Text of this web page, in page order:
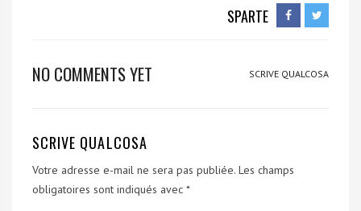
SPARTE
NO COMMENTS YET SCRIVE QUALCOSA
SCRIVE QUALCOSA
Votre adresse e-mail ne sera pas publiée. Les champs
obligatoires sont indiqués avec *